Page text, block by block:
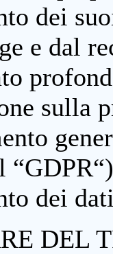
dei
e dal
sulla
dei
DEL